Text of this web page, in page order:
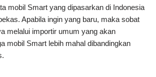
mobil Smart yang dipasarkan di Indonesia
Apabila ingin yang baru, maka sobat
melalui importir umum yang akan
mobil Smart lebih mahal dibandingkan